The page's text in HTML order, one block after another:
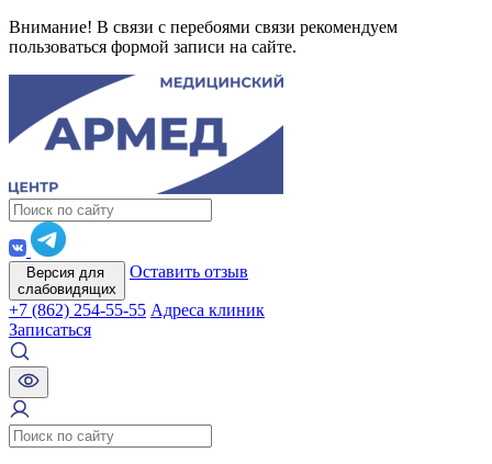
Внимание! В связи с перебоями связи рекомендуем
пользоваться формой записи на сайте.
Версия для
слабовидящих
Оставить отзыв
+7 (862) 254-55-55 Адреса клиник
Записаться